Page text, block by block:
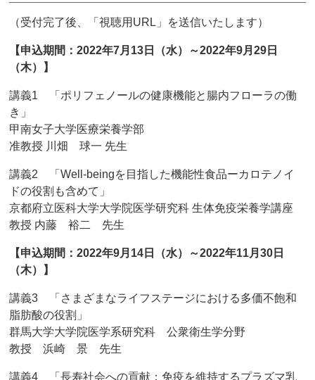
（受付完了後、「視聴用URL」を送信いたします）
【申込期間：2022年7月13日（水）～2022年9月29日
（木）】
講義1 「ポリフェノールの健康機能と腸内フローラの働
き」
甲南女子大学医療栄養学部
准教授 川畑 球一 先生
講義2 「Well-beingを目指した機能性食品ーカロテノイ
ドの役割も含めて」
京都府立医科大学大学院医学研究科 生体免疫栄養学講座
教授 内藤 裕二 先生
【申込期間：2022年9月14日（水）～2022年11月30日
（木）】
講義3 「さまざまなライフステージにおける多価不飽和
脂肪酸の役割」
群馬大学大学院医学系研究科 公衆衛生学分野
教授 浜崎 景 先生
講義4 「長寿社会への貢献：免疫を維持するプラズマ乳